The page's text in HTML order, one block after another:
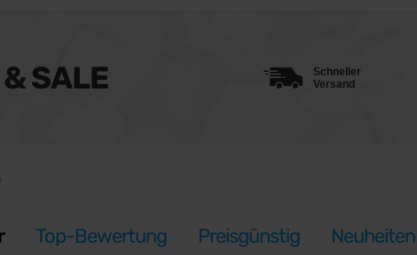
SALE
Schneller
Versand
Top-Bewertung Preisgünstig Neuheiten